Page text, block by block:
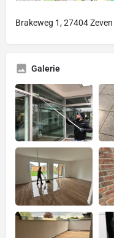
Brakeweg 1, 27404 Zeven
Galerie